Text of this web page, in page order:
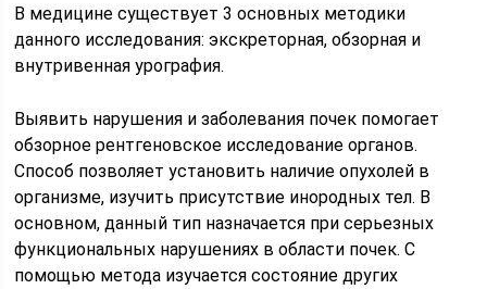
В медицине существует 3 основных методики
данного исследования: экскреторная, обзорная и
внутривенная урография.
Выявить нарушения и заболевания почек помогает
обзорное рентгеновское исследование органов.
Способ позволяет установить наличие опухолей в
организме, изучить присутствие инородных тел. В
основном, данный тип назначается при серьезных
функциональных нарушениях в области почек. С
помощью метода изучается состояние других